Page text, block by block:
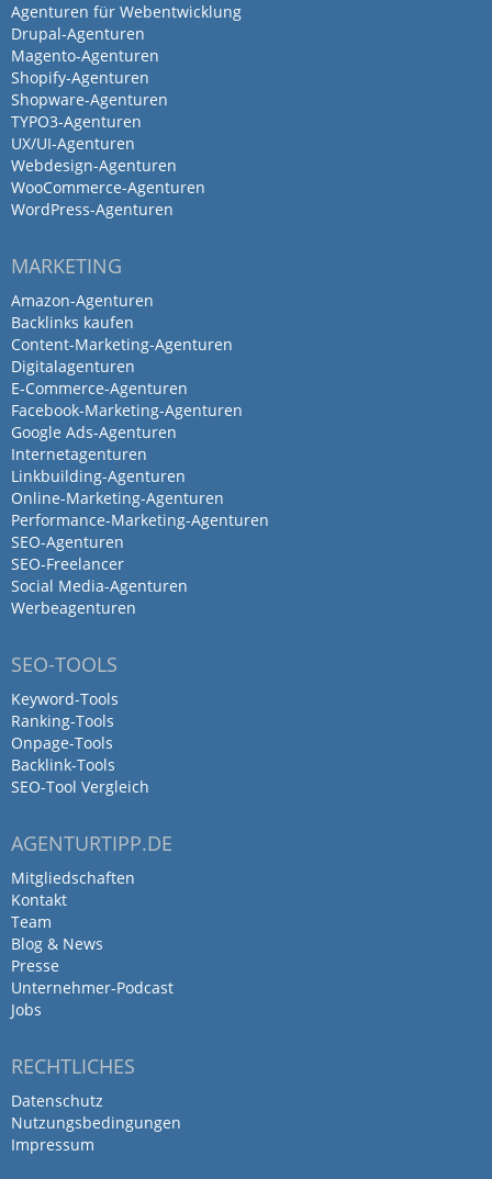
Agenturen für Webentwicklung
Drupal-Agenturen
Magento-Agenturen
Shopify-Agenturen
Shopware-Agenturen
TYPO3-Agenturen
UX/UI-Agenturen
Webdesign-Agenturen
WooCommerce-Agenturen
WordPress-Agenturen
MARKETING
Amazon-Agenturen
Backlinks kaufen
Content-Marketing-Agenturen
Digitalagenturen
E-Commerce-Agenturen
Facebook-Marketing-Agenturen
Google Ads-Agenturen
Internetagenturen
Linkbuilding-Agenturen
Online-Marketing-Agenturen
Performance-Marketing-Agenturen
SEO-Agenturen
SEO-Freelancer
Social Media-Agenturen
Werbeagenturen
SEO-TOOLS
Keyword-Tools
Ranking-Tools
Onpage-Tools
Backlink-Tools
SEO-Tool Vergleich
AGENTURTIPP.DE
Mitgliedschaften
Kontakt
Team
Blog & News
Presse
Unternehmer-Podcast
Jobs
RECHTLICHES
Datenschutz
Nutzungsbedingungen
Impressum